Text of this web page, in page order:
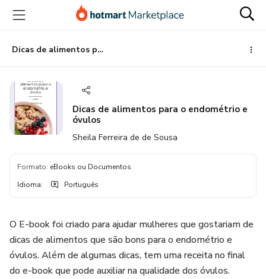
para
conteúdo
principal
para
pagamento
para
rodapé
Dicas de alimentos para o endométrio e óvulos
Dicas de alimentos para o endométrio e
óvulos
Sheila Ferreira de de Sousa
Formato: eBooks ou Documentos
Idioma: Português
O E-book foi criado para ajudar mulheres que gostariam de
dicas de alimentos que são bons para o endométrio e
óvulos. Além de algumas dicas, tem uma receita no final
do e-book que pode auxiliar na qualidade dos óvulos.